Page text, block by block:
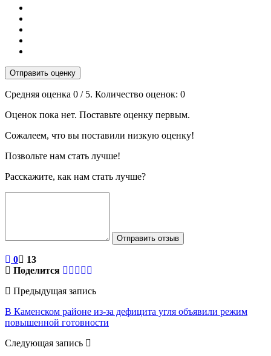
Отправить оценку
Средняя оценка 0 / 5. Количество оценок: 0
Оценок пока нет. Поставьте оценку первым.
Сожалеем, что вы поставили низкую оценку!
Позвольте нам стать лучше!
Расскажите, как нам стать лучше?
Отправить отзыв
0
13
Поделится
Предыдущая запись
В Каменском районе из-за дефицита угля объявили режим
повышенной готовности
Следующая запись